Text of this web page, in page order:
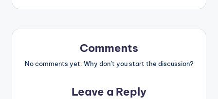
Comments
No comments yet. Why don’t you start the discussion?
Leave a Reply